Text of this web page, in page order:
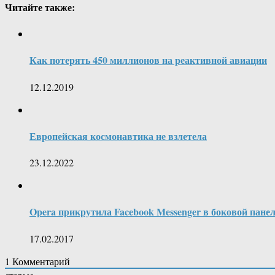
Читайте также:
Как потерять 450 миллионов на реактивной авиации
12.12.2019
Европейская космонавтика не взлетела
23.12.2022
Opera прикрутила Facebook Messenger в боковой
17.02.2017
1 Комментарий